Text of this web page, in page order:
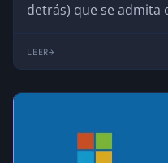
detrás) que se admita
LEER